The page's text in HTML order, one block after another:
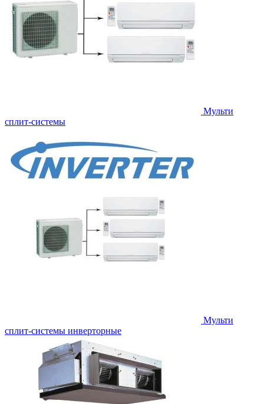
Мульти
сплит-системы
Мульти
сплит-системы инверторные